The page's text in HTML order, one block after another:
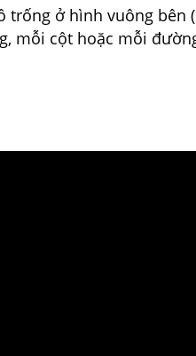
trống ở hình vuông bên
mỗi cột hoặc mỗi